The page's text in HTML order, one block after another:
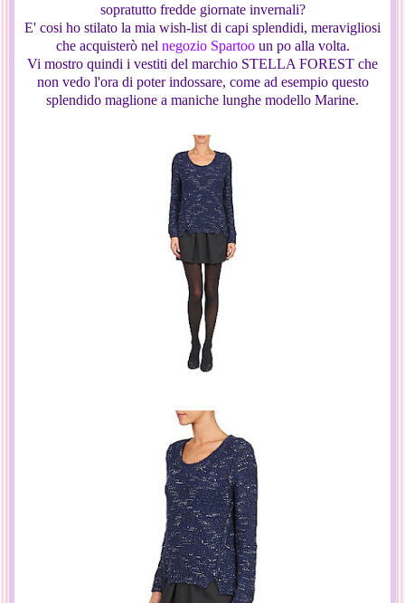
sopratutto fredde giornate invernali?
E' cosi ho stilato la mia wish-list di capi splendidi, meravigliosi
che acquisterò nel negozio Spartooun po alla volta.
Vi mostro quindi i vestiti del marchio STELLA FOREST che
non vedo l'ora di poter indossare, come ad esempio questo
splendido maglione a maniche lunghe modello Marine.